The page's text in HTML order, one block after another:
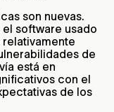
son nuevas.
software usado
de
está en
con el
de los